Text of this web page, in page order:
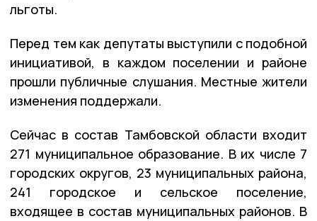
льготы.
Перед тем как депутаты выступили с подобной
инициативой, в каждом поселении и районе
прошли публичные слушания. Местные жители
изменения поддержали.
Сейчас в состав Тамбовской области входит
271 муниципальное образование. В их числе 7
городских округов, 23 муниципальных района,
241 городское и сельское поселение,
входящее в состав муниципальных районов. В